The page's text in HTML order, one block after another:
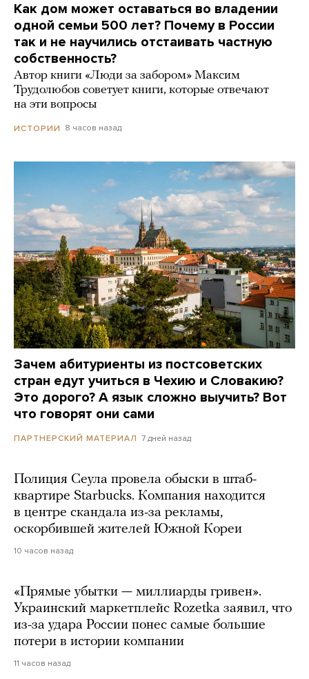
Как дом может оставаться во владении
одной семьи 500 лет? Почему в России
так и не научились отстаивать частную
собственность?
Автор книги «Люди за забором» Максим
Трудолюбов советует книги, которые отвечают
на эти вопросы
ИСТОРИИ 8 часов назад
Зачем абитуриенты из постсоветских
стран едут учиться в Чехию и Словакию?
Это дорого? А язык сложно выучить? Вот
что говорят они сами
ПАРТНЕРСКИЙ МАТЕРИАЛ 7 дней назад
Полиция Сеула провела обыски в штаб-
квартире Starbucks. Компания находится
в центре скандала из-за рекламы,
оскорбившей жителей Южной Кореи
10 часов назад
«Прямые убытки — миллиарды гривен».
Украинский маркетплейс Rozetka заявил, что
из-за удара России понес самые большие
потери в истории компании
11 часов назад